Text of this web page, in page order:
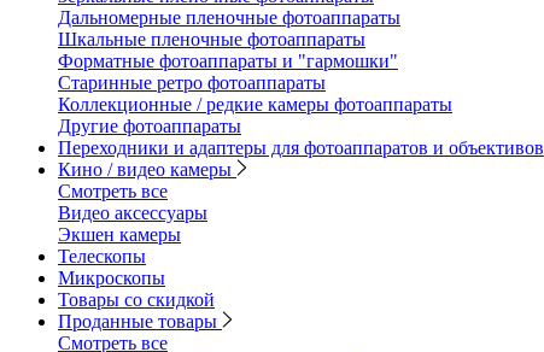
Дальномерные пленочные фотоаппараты
Шкальные пленочные фотоаппараты
Форматные фотоаппараты и "гармошки"
Старинные ретро фотоаппараты
Коллекционные / редкие камеры фотоаппараты
Другие фотоаппараты
Переходники и адаптеры для фотоаппаратов и объективов
Кино / видео камеры
Смотреть все
Видео аксессуары
Экшен камеры
Телескопы
Микроскопы
Товары со скидкой
Проданные товары
Смотреть все